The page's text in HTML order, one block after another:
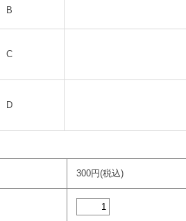
B
C
D
300円(税込)